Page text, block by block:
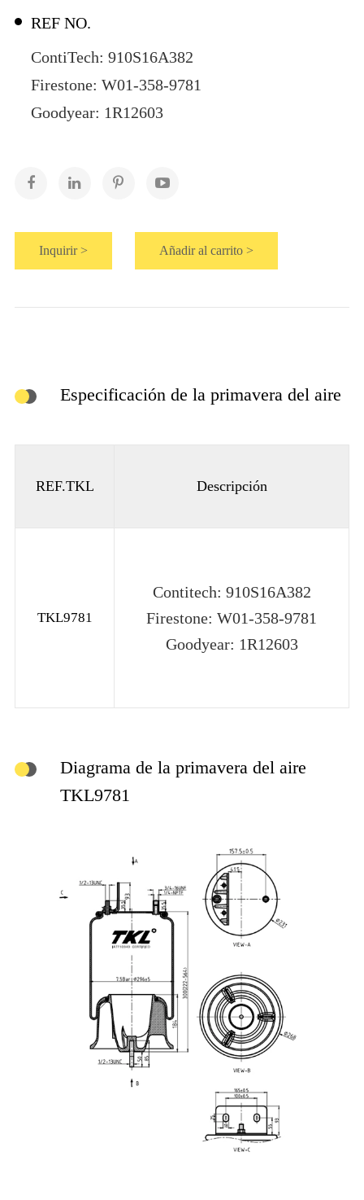
REF NO.
ContiTech: 910S16A382
Firestone: W01-358-9781
Goodyear: 1R12603
Inquirir > Añadir al carrito >
Especificación de la primavera del aire
REF.TKL Descripción
TKL9781
Contitech: 910S16A382
Firestone: W01-358-9781
Goodyear: 1R12603
Diagrama de la primavera del aire
TKL9781